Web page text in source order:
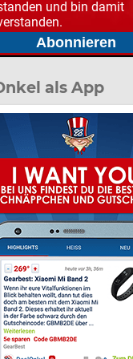
und bin damit
als App